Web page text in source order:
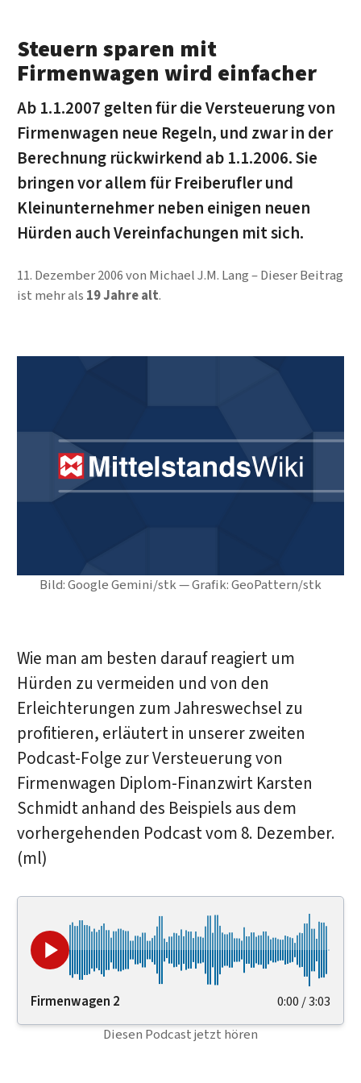
Bild: Google Gemini/stk — Grafik: GeoPattern/stk
Steuern sparen mit
Firmenwagen wird einfacher
Ab 1.1.2007 gelten für die Versteuerung von
Firmenwagen neue Regeln, und zwar in der
Berechnung rückwirkend ab 1.1.2006. Sie
bringen vor allem für Freiberufler und
Kleinunternehmer neben einigen neuen
Hürden auch Vereinfachungen mit sich.
11. Dezember 2006von Michael J.M. Lang
Dieser Beitrag
ist mehr als 19 Jahre alt.
Wie man am besten darauf reagiert um
Hürden zu vermeiden und von den
Erleichterungen zum Jahreswechsel zu
profitieren, erläutert in unserer zweiten
Podcast-Folge zur Versteuerung von
Firmenwagen Diplom-Finanzwirt Karsten
Schmidt anhand des Beispiels aus dem
vorhergehenden Podcast vom 8. Dezember.
(ml)
Firmenwagen 2 0:00/3:03
Diesen Podcast jetzt hören